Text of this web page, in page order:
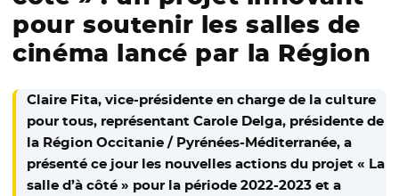
pour soutenir les salles de
cinéma lancé par la Région
Claire Fita, vice-présidente en charge de la culture
pour tous, représentant Carole Delga, présidente de
la Région Occitanie / Pyrénées-Méditerranée, a
présenté ce jour les nouvelles actions du projet « La
salle d’à côté » pour la période 2022-2023 et a